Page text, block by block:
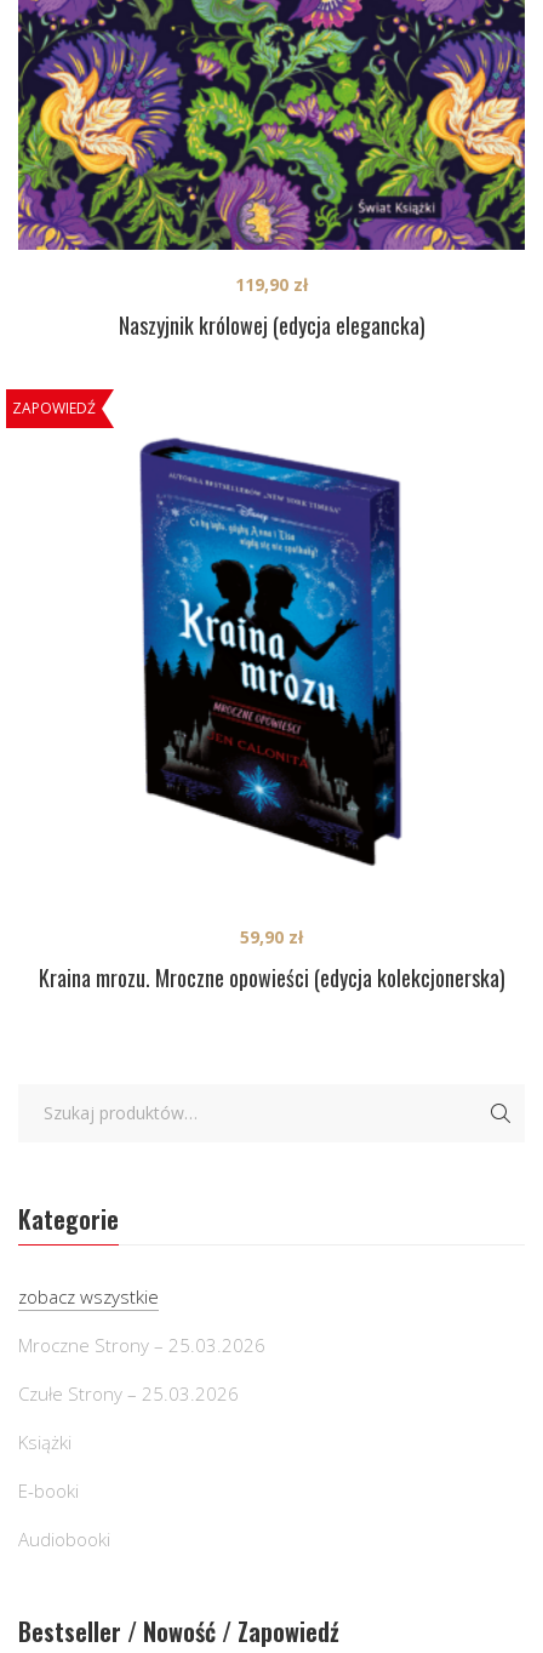
Naszyjnik królowej (edycja elegancka)
119,90 zł
ZAPOWIEDŹ
Kraina mrozu. Mroczne opowieści (edycja kolekcjonerska)
59,90 zł
Kategorie
zobacz wszystkie
Mroczne Strony – 25.03.2026
Czułe Strony – 25.03.2026
Książki
E-booki
Audiobooki
Bestseller / Nowość / Zapowiedź